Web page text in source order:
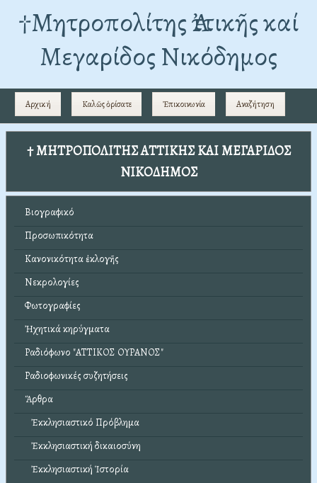
†Mητροπολίτης Ἀττικῆς καί
Μεγαρίδος Νικόδημος
Αρχική Καλῶς ὁρίσατε Ἐπικοινωνία Αναζήτηση
† ΜΗΤΡΟΠΟΛΙΤΗΣ ΑΤΤΙΚΗΣ ΚΑΙ ΜΕΓΑΡΙΔΟΣ
ΝΙΚΟΔΗΜΟΣ
Βιογραφικό
Προσωπικότητα
Κανονικότητα ἐκλογῆς
Νεκρολογίες
Φωτογραφίες
Ἠχητικά κηρύγματα
Ραδιόφωνο "ΑΤΤΙΚΟΣ ΟΥΡΑΝΟΣ"
Ραδιοφωνικές συζητήσεις
Ἄρθρα
Ἐκκλησιαστικό Πρόβλημα
Ἐκκλησιαστική δικαιοσύνη
Ἐκκλησιαστική Ἱστορία